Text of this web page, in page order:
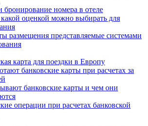
номера в отеле
оценкой можно выбирать для
размещения представляемые системами
карта для поездки в Европу
банковские карты при расчетах за
банковские карты и чем они
операции при расчетах банковской